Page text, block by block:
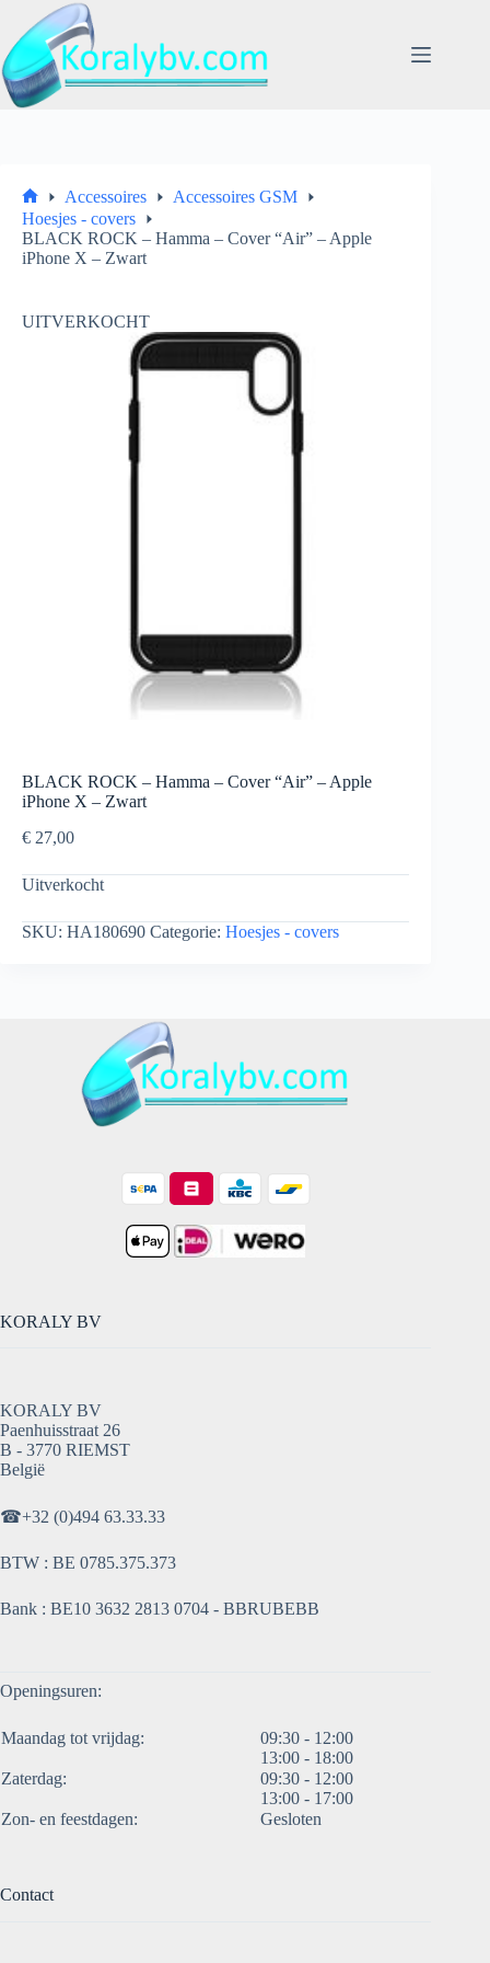
naar
de
inhoud
Home
Accessoires
Accessoires GSM
Hoesjes - covers
BLACK ROCK – Hamma – Cover “Air” – Apple
iPhone X – Zwart
UITVERKOCHT
BLACK ROCK – Hamma – Cover “Air” – Apple
iPhone X – Zwart
€ 27,00
Uitverkocht
SKU: HA180690 Categorie: Hoesjes - covers
KORALY BV
KORALY BV
Paenhuisstraat 26
B - 3770 RIEMST
België
☎+32 (0)494 63.33.33
BTW : BE 0785.375.373
Bank : BE10 3632 2813 0704 - BBRUBEBB
Openingsuren:
Maandag tot vrijdag:
09:30 - 12:00
13:00 - 18:00
Zaterdag:
09:30 - 12:00
13:00 - 17:00
Zon- en feestdagen:
Gesloten
Contact